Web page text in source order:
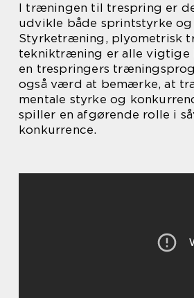
I træningen til trespring er
udvikle både sprintstyrke
Styrketræning, plyometrisk
tekniktræning er alle vigtige
en trespringers
også værd at bemærke, at
mentale styrke og
spiller en afgørende rolle i
konkurrence.